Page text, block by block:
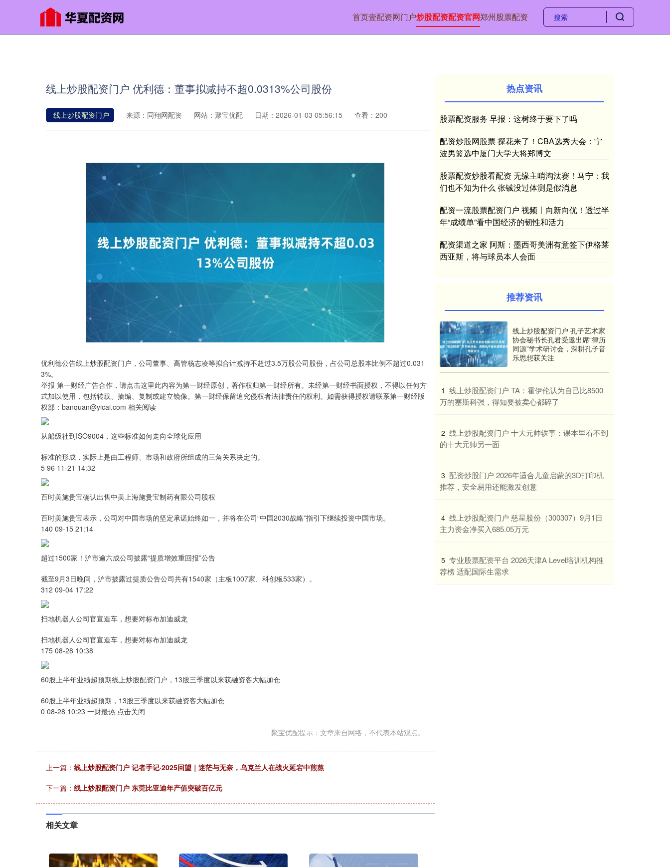
首页壹配资网门户炒股配资配资官网郑州股票配资
线上炒股配资门户 优利德：董事拟减持不超0.0313%公司股份
线上炒股配资门户 来源：同翔网配资 网站：聚宝优配 日期：2026-01-03 05:56:15 查看：200
优利德公告线上炒股配资门户，公司董事、高管杨志凌等拟合计减持不超过3.5万股公司股份，占公司总股本比例不超过0.031
3%。
举报 第一财经广告合作，请点击这里此内容为第一财经原创，著作权归第一财经所有。未经第一财经书面授权，不得以任何方
式加以使用，包括转载、摘编、复制或建立镜像。第一财经保留追究侵权者法律责任的权利。如需获得授权请联系第一财经版
权部：banquan@yicai.com 相关阅读
从船级社到ISO9004，这些标准如何走向全球化应用
标准的形成，实际上是由工程师、市场和政府所组成的三角关系决定的。
5 96 11-21 14:32
百时美施贵宝确认出售中美上海施贵宝制药有限公司股权
百时美施贵宝表示，公司对中国市场的坚定承诺始终如一，并将在公司“中国2030战略”指引下继续投资中国市场。
140 09-15 21:14
超过1500家！沪市逾六成公司披露“提质增效重回报”公告
截至9月3日晚间，沪市披露过提质公告公司共有1540家（主板1007家、科创板533家）。
312 09-04 17:22
扫地机器人公司官宣造车，想要对标布加迪威龙
扫地机器人公司官宣造车，想要对标布加迪威龙
175 08-28 10:38
60股上半年业绩超预期线上炒股配资门户，13股三季度以来获融资客大幅加仓
60股上半年业绩超预期，13股三季度以来获融资客大幅加仓
0 08-28 10:23 一财最热 点击关闭
聚宝优配提示：文章来自网络，不代表本站观点。
上一篇： 线上炒股配资门户 记者手记·2025回望｜迷茫与无奈，乌克兰人在战火延宕中煎熬
下一篇： 线上炒股配资门户 东莞比亚迪年产值突破百亿元
相关文章
热点资讯
股票配资服务 早报：这树终于要下了吗
配资炒股网股票 探花来了！CBA选秀大会：宁
波男篮选中厦门大学大将郑博文
股票配资炒股看配资 无缘主哨淘汰赛！马宁：我
们也不知为什么 张铖没过体测是假消息
配资一流股票配资门户 视频丨向新向优！透过半
年“成绩单”看中国经济的韧性和活力
配资渠道之家 阿斯：墨西哥美洲有意签下伊格莱
西亚斯，将与球员本人会面
推荐资讯
线上炒股配资门户 孔子艺术家
协会秘书长孔君受邀出席“律历
同源”学术研讨会，深耕孔子音
乐思想获关注
1 ​线上炒股配资门户 TA：霍伊伦认为自己比8500
万的塞斯科强，得知要被卖心都碎了
2 ​线上炒股配资门户 十大元帅轶事：课本里看不到
的十大元帅另一面
3 ​配资炒股门户 2026年适合儿童启蒙的3D打印机
推荐，安全易用还能激发创意
4 ​线上炒股配资门户 慈星股份（300307）9月1日
主力资金净买入685.05万元
5 ​专业股票配资平台 2026天津A Level培训机构推
荐榜 适配国际生需求